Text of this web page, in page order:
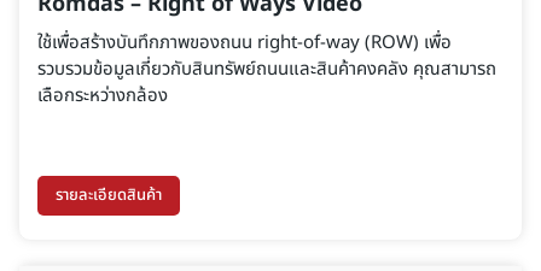
ใช้เพื่อสร้างบันทึกภาพของถนน right-of-way (ROW) เพื่อ
รวบรวมข้อมูลเกี่ยวกับสินทรัพย์ถนนและสินค้าคงคลัง คุณสามารถ
เลือกระหว่างกล้อง
รายละเอียดสินค้า